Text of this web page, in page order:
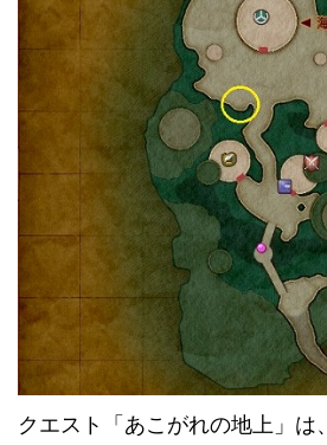
クエスト「あこがれの地上」は